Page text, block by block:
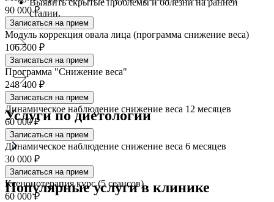
стадии.
90 000 ₽
Записаться на прием
Модуль коррекция овала лица (программа снижение веса)
106 500 ₽
Записаться на прием
Программа "Снижение веса"
248 400 ₽
Записаться на прием
Динамическое наблюдение снижение веса 12 месяцев
60 000 ₽
Записаться на прием
Динамическое наблюдение снижение веса 6 месяцев
30 000 ₽
Записаться на прием
Ксенонотерапия курс (5 сеансов)
60 000 ₽
Услуги по диетологии
Биоимпеданс
Популярные услуги в клинике